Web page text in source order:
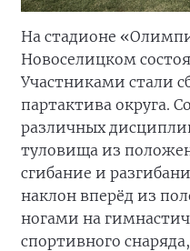
На стадионе
Новоселицком
Участниками стали
партактива округа.
различных
туловища из
сгибание и
наклон вперёд из
ногами на
спортивного